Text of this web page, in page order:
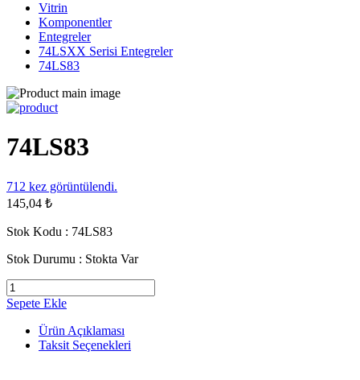
Vitrin
Komponentler
Entegreler
74LSXX Serisi Entegreler
74LS83
74LS83
712 kez görüntülendi.
145,04 ₺
Stok Kodu : 74LS83
Stok Durumu : Stokta Var
Sepete Ekle
Ürün Açıklaması
Taksit Seçenekleri